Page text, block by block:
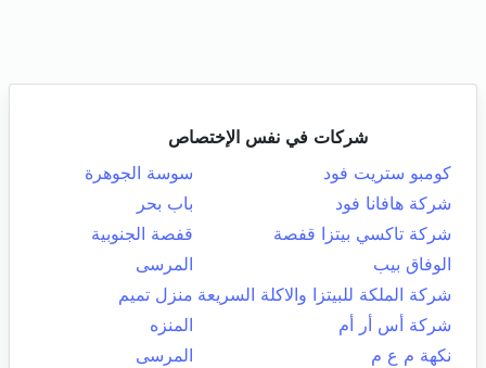
شركات في نفس الإختصاص
كومبو ستريت فود
سوسة الجوهرة
شركة هافانا فود
باب بحر
شركة تاكسي بيتزا قفصة
قفصة الجنوبية
الوفاق بيب
المرسى
شركة الملكة للبيتزا والاكلة السريعة منزل تميم
شركة أس أر أم
المنزه
نكهة م ع م
المرسى